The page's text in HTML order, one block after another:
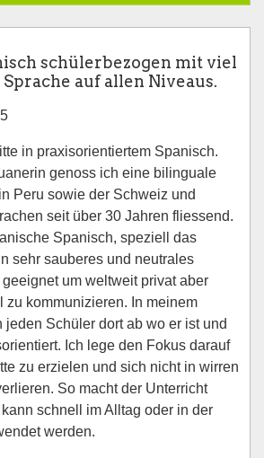
schülerbezogen mit viel
auf allen Niveaus.
in praxisorientiertem Spanisch.
genoss ich eine bilinguale
Peru sowie der Schweiz und
seit über 30 Jahren fliessend.
Spanisch, speziell das
sehr sauberes und neutrales
um weltweit privat aber
zu kommunizieren. In meinem
jeden Schüler dort ab wo er ist und
Ich lege den Fokus darauf
zu erzielen und sich nicht in wirren
So macht der Unterricht
schnell im Alltag oder in der
werden.